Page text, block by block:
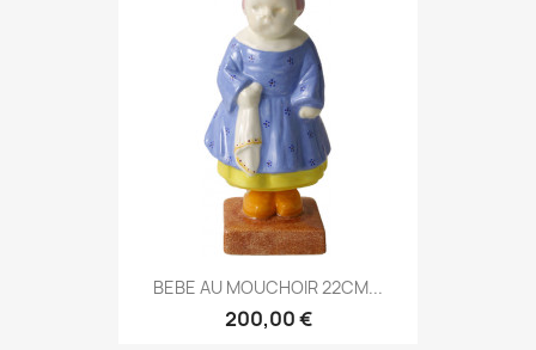
BEBE AU MOUCHOIR 22CM...
200,00 €